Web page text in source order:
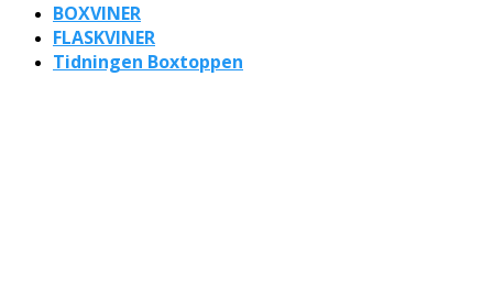
BOXVINER
FLASKVINER
Tidningen Boxtoppen